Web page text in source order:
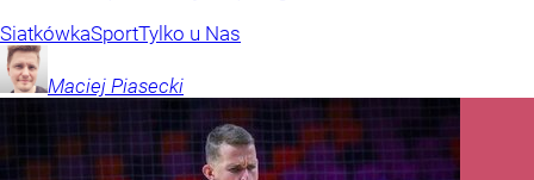
SiatkówkaSportTylko u Nas
Maciej Piasecki